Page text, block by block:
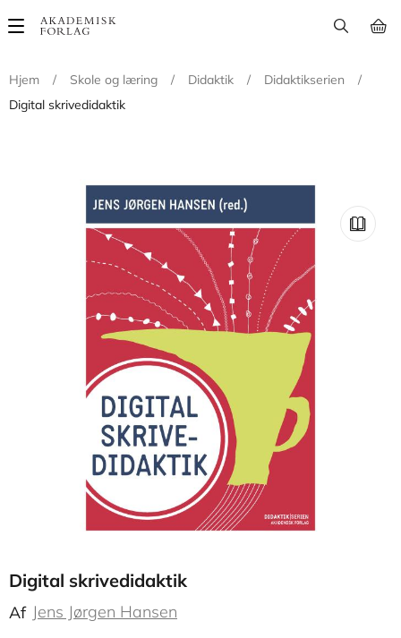
Main
Hjem
/ Skole og læring / Didaktik / Didaktikserien
/
Digital skrivedidaktik
Digital skrivedidaktik
Af Jens Jørgen Hansen